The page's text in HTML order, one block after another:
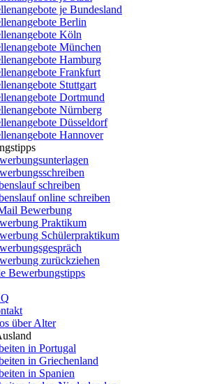
je Bundesland
Berlin
Köln
München
Hamburg
Frankfurt
Stuttgart
Dortmund
Nürnberg
Düsseldorf
Hannover
schreiben
online schreiben
Bewerbung
Praktikum
Schülerpraktikum
zurückziehen
Bewerbungstipps
über Alter
in Portugal
in Griechenland
in Spanien